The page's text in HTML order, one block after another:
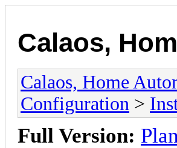
Calaos,
Calaos, Home
Configuration >
Full Version: